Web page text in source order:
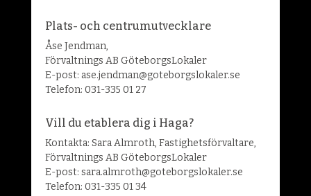
Plats- och centrumutvecklare
Åse Jendman,
Förvaltnings AB GöteborgsLokaler
E-post: ase.jendman@goteborgslokaler.se
Telefon: 031-335 01 27
Vill du etablera dig i Haga?
Kontakta: Sara Almroth, Fastighetsförvaltare,
Förvaltnings AB GöteborgsLokaler
E-post: sara.almroth@goteborgslokaler.se
Telefon: 031-335 01 34